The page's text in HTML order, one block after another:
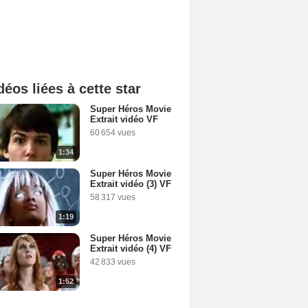
liées à cette star
1:34
Super Héros Movie
Extrait vidéo VF
60 654 vues
1:19
Super Héros Movie
Extrait vidéo (3) VF
58 317 vues
1:52
Super Héros Movie
Extrait vidéo (4) VF
42 833 vues